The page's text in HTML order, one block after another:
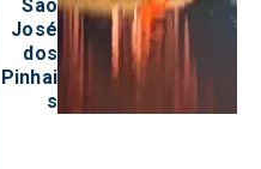
São
José
dos
Pinhai
s